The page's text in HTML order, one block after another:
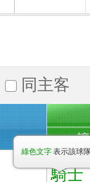
同主客
騎士
綠色文字表示該球